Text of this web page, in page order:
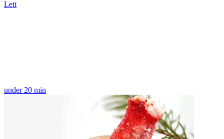
Lett
under 20 min